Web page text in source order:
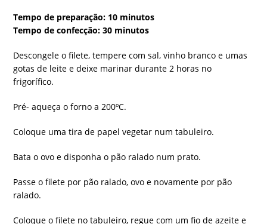
Tempo de preparação: 10 minutos
Tempo de confecção: 30 minutos
Descongele o filete, tempere com sal, vinho branco e umas
gotas de leite e deixe marinar durante 2 horas no
frigorífico.
Pré- aqueça o forno a 200ºC.
Coloque uma tira de papel vegetar num tabuleiro.
Bata o ovo e disponha o pão ralado num prato.
Passe o filete por pão ralado, ovo e novamente por pão
ralado.
Coloque o filete no tabuleiro, regue com um fio de azeite e